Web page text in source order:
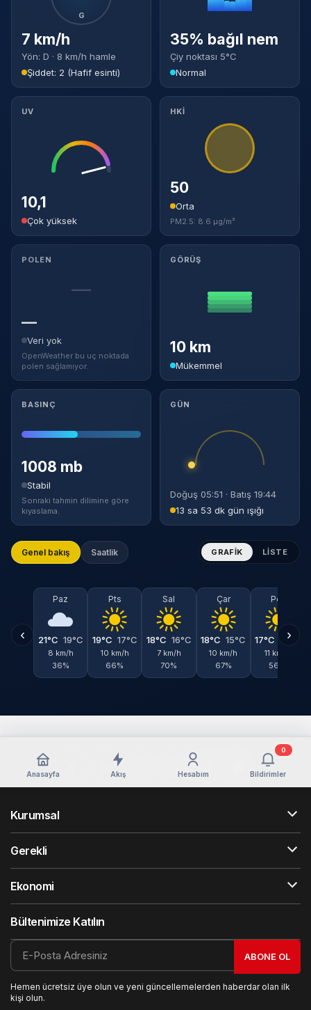
G
7 km/h
Yön: D · 8 km/h hamle
Şiddet: 2 (Hafif esinti)
35% bağıl nem
Çiy noktası 5°C
Normal
UV
10,1
Çok yüksek
HKİ
50
Orta
PM2.5: 8.6 µg/m³
POLEN
—
—
Veri yok
OpenWeather bu uç noktada
polen sağlamıyor.
GÖRÜŞ
10 km
Mükemmel
BASINÇ
1008 mb
Stabil
Sonraki tahmin dilimine göre
kıyaslama.
GÜN
Doğuş 05:51 · Batış 19:44
13 sa 53 dk gün ışığı
Genel bakış Saatlik GRAFIK LISTE
‹
Paz
21°C 19°C
8 km/h
36%
Pts
19°C 17°C
10 km/h
66%
Sal
18°C 16°C
7 km/h
70%
Çar
18°C 15°C
10 km/h
67%
Per
17°C 15°C
11 km/h
56%
›
Anasayfa Akış Hesabım Bildirimler
0
Kurumsal
Gerekli
Ekonomi
Bültenimize Katılın
ABONE OL
Hemen ücretsiz üye olun ve yeni güncellemelerden haberdar olan ilk
kişi olun.